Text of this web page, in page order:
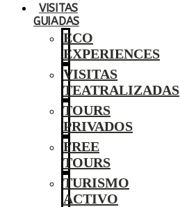
VISITAS
GUIADAS
ECO
EXPERIENCES
VISITAS
TEATRALIZADAS
TOURS
PRIVADOS
FREE
TOURS
TURISMO
ACTIVO